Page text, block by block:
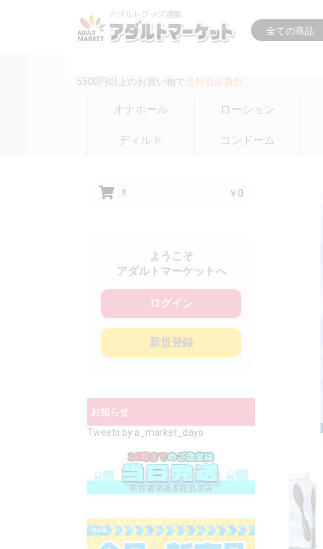
5500円以上のお買い物で送料当店負担
オナホール ローション
ディルド コンドーム
0 ￥0
ようこそ
アダルトマーケットへ
ログイン
新規登録
お知らせ
Tweets by a_market_dayo